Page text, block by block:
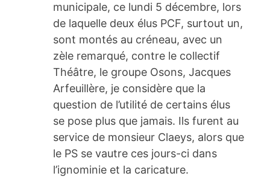
municipale, ce lundi 5 décembre, lors
de laquelle deux élus PCF, surtout un,
sont montés au créneau, avec un
zèle remarqué, contre le collectif
Théâtre, le groupe Osons, Jacques
Arfeuillère, je considère que la
question de l’utilité de certains élus
se pose plus que jamais. Ils furent au
service de monsieur Claeys, alors que
le PS se vautre ces jours-ci dans
l’ignominie et la caricature.